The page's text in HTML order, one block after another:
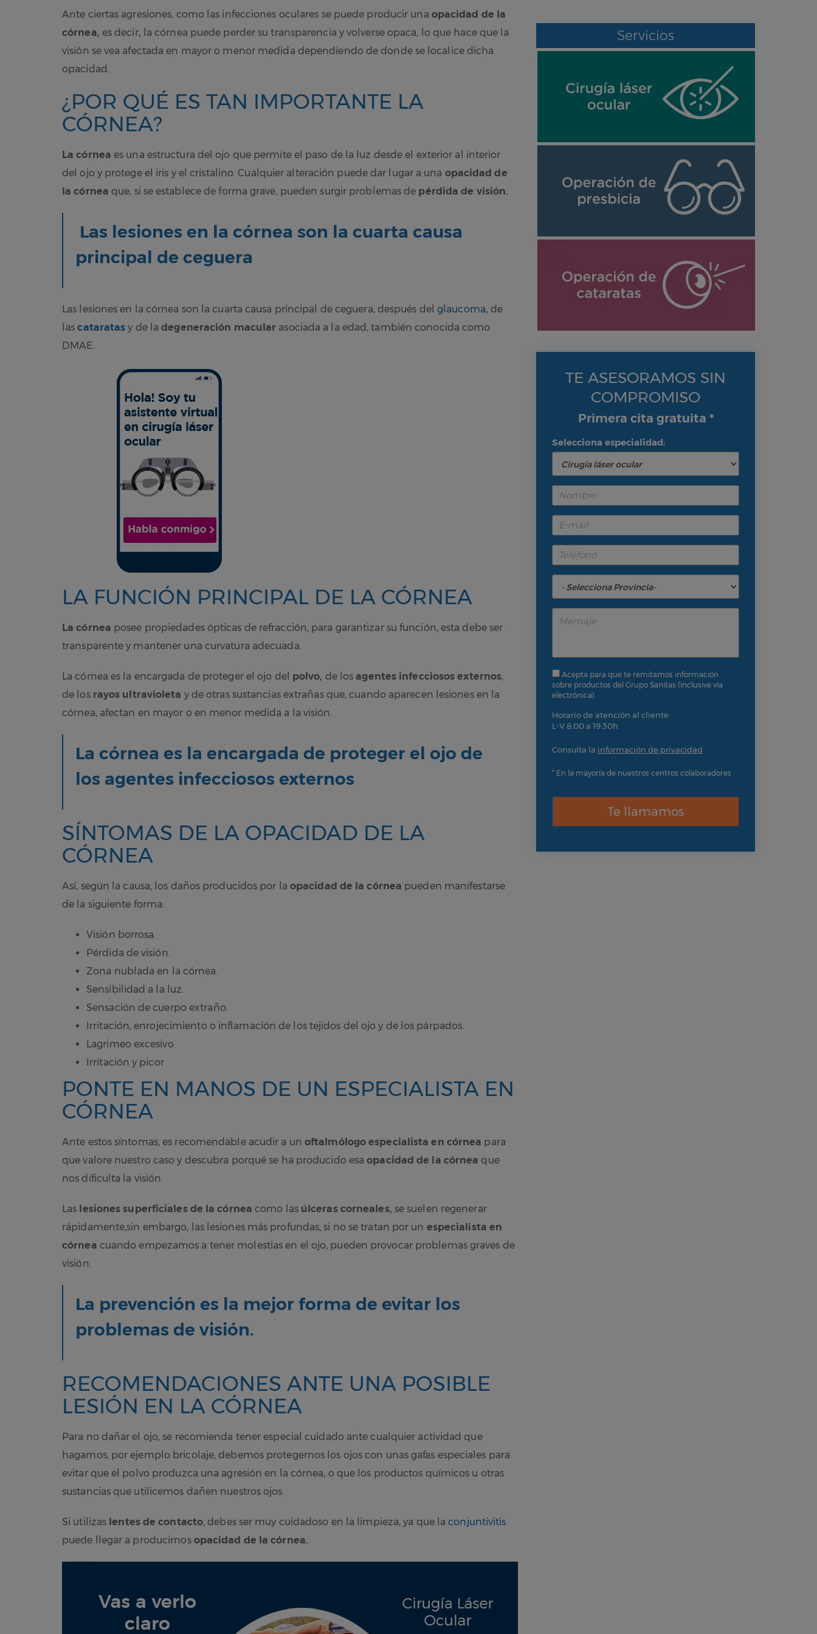
Ante ciertas agresiones, como las infecciones oculares se puede producir una opacidad de la
córnea, es decir, la córnea puede perder su transparencia y volverse opaca, lo que hace que la
visión se vea afectada en mayor o menor medida dependiendo de donde se localice dicha
opacidad.
¿POR QUÉ ES TAN IMPORTANTE LA
CÓRNEA?
La córnea es una estructura del ojo que permite el paso de la luz desde el exterior al interior
del ojo y protege el iris y el cristalino. Cualquier alteración puede dar lugar a una opacidad de
la córnea que, si se establece de forma grave, pueden surgir problemas de pérdida de visión.
Las lesiones en la córnea son la cuarta causa
principal de ceguera
Las lesiones en la córnea son la cuarta causa principal de ceguera, después del glaucoma, de
lascataratas y de ladegeneración macular asociada a la edad, también conocida como
DMAE.
LA FUNCIÓN PRINCIPAL DE LA CÓRNEA
La córnea posee propiedades ópticas de refracción, para garantizar su función, esta debe ser
transparente y mantener una curvatura adecuada.
La córnea es la encargada de proteger el ojo del polvo, de losagentes infecciosos externos,
de los rayos ultravioleta y de otras sustancias extrañas que, cuando aparecen lesiones en la
córnea, afectan en mayor o en menor medida a la visión.
La córnea es la encargada de proteger el ojo de
los agentes infecciosos externos
SÍNTOMAS DE LA OPACIDAD DE LA
CÓRNEA
Así, según la causa, los daños producidos por la opacidad de la córnea pueden manifestarse
de la siguiente forma:
Visión borrosa.
Pérdida de visión.
Zona nublada en la córnea.
Sensibilidad a la luz.
Sensación de cuerpo extraño.
Irritación, enrojecimiento o inflamación de los tejidos del ojo y de los párpados.
Lagrimeo excesivo
Irritación y picor
PONTE EN MANOS DE UN ESPECIALISTA EN
CÓRNEA
Ante estos síntomas, es recomendable acudir a un oftalmólogo especialista en córnea para
que valore nuestro caso y descubra porqué se ha producido esa opacidad de la córnea que
nos dificulta la visión.
Las lesiones superficiales de la córneacomo las úlceras corneales, se suelen regenerar
rápidamente,sin embargo, las lesiones más profundas, si no se tratan por un especialista en
córnea cuando empezamos a tener molestias en el ojo, pueden provocar problemas graves de
visión.
La prevención es la mejor forma de evitar los
problemas de visión.
RECOMENDACIONES ANTE UNA POSIBLE
LESIÓN EN LA CÓRNEA
Para no dañar el ojo, se recomienda tener especial cuidado ante cualquier actividad que
hagamos, por ejemplo bricolaje, debemos protegernos los ojos con unas gafas especiales para
evitar que el polvo produzca una agresión en la córnea, o que los productos químicos u otras
sustancias que utilicemos dañen nuestros ojos.
Si utilizas lentes de contacto, debes ser muy cuidadoso en la limpieza, ya que laconjuntivitis
puede llegar a producirnos opacidad de la córnea.
Servicios
TE ASESORAMOS SIN
COMPROMISO
Primera cita gratuita *
Selecciona especialidad:
Acepta para que te remitamos información
sobre productos del Grupo Sanitas (inclusive vía
electrónica).
Horario de atención al cliente:
L-V 8:00 a 19:30h
Consulta la información de privacidad
* En la mayoría de nuestros centros colaboradores
Te llamamos